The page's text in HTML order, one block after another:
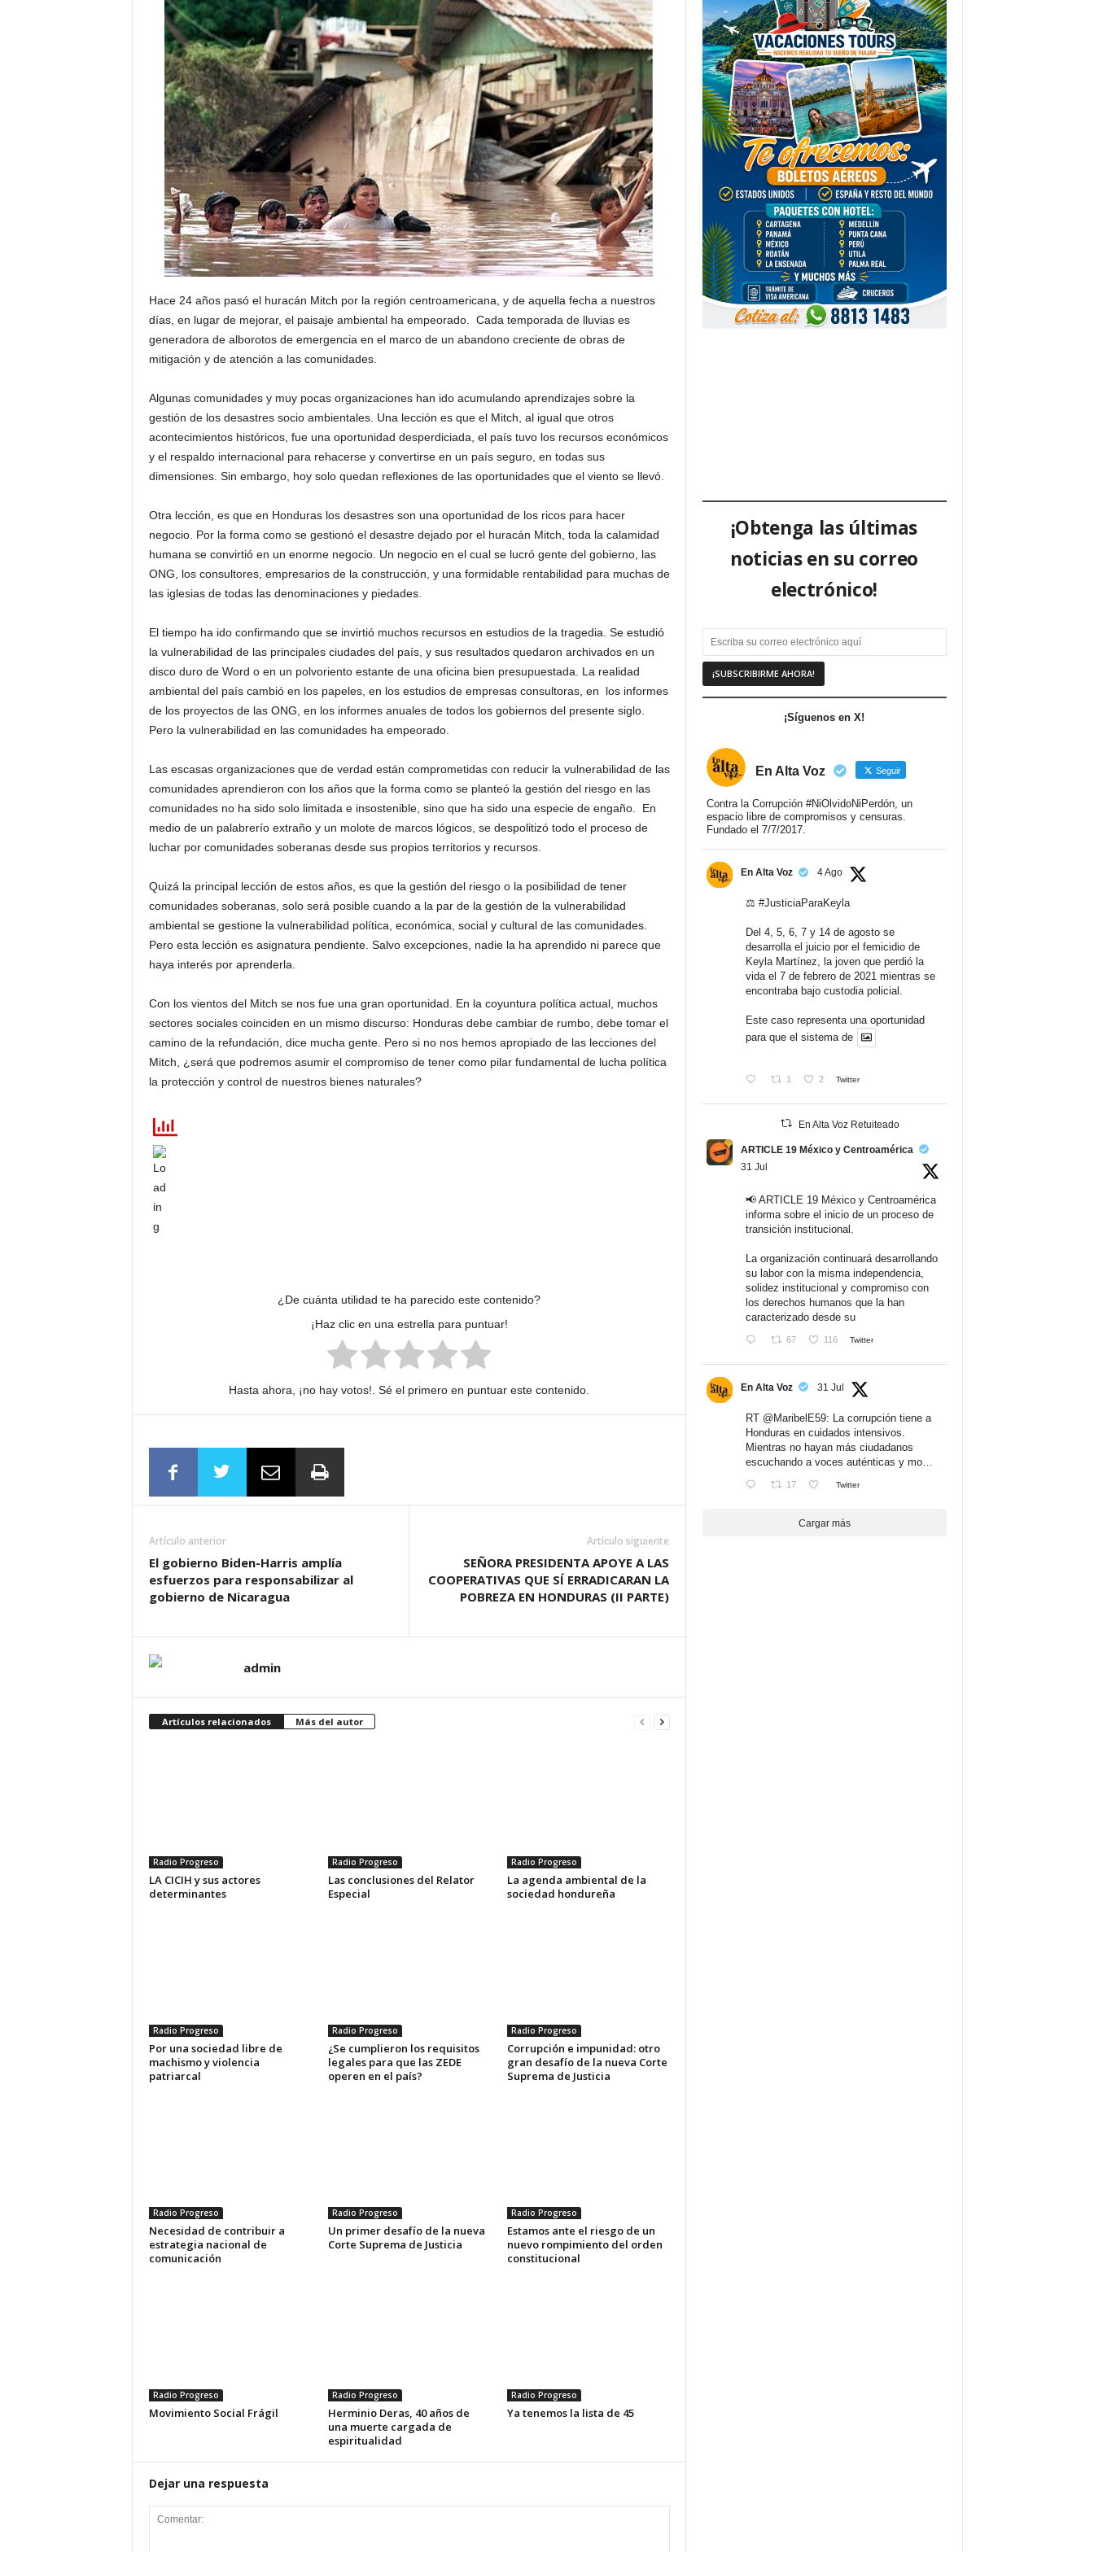
Hace 24 años pasó el huracán Mitch por la región centroamericana, y de aquella fecha a nuestros
días, en lugar de mejorar, el paisaje ambiental ha empeorado. Cada temporada de lluvias es
generadora de alborotos de emergencia en el marco de un abandono creciente de obras de
mitigación y de atención a las comunidades.
Algunas comunidades y muy pocas organizaciones han ido acumulando aprendizajes sobre la
gestión de los desastres socio ambientales. Una lección es que el Mitch, al igual que otros
acontecimientos históricos, fue una oportunidad desperdiciada, el país tuvo los recursos económicos
y el respaldo internacional para rehacerse y convertirse en un país seguro, en todas sus
dimensiones. Sin embargo, hoy solo quedan reflexiones de las oportunidades que el viento se llevó.
Otra lección, es que en Honduras los desastres son una oportunidad de los ricos para hacer
negocio. Por la forma como se gestionó el desastre dejado por el huracán Mitch, toda la calamidad
humana se convirtió en un enorme negocio. Un negocio en el cual se lucró gente del gobierno, las
ONG, los consultores, empresarios de la construcción, y una formidable rentabilidad para muchas de
las iglesias de todas las denominaciones y piedades.
El tiempo ha ido confirmando que se invirtió muchos recursos en estudios de la tragedia. Se estudió
la vulnerabilidad de las principales ciudades del país, y sus resultados quedaron archivados en un
disco duro de Word o en un polvoriento estante de una oficina bien presupuestada. La realidad
ambiental del país cambió en los papeles, en los estudios de empresas consultoras, en los informes
de los proyectos de las ONG, en los informes anuales de todos los gobiernos del presente siglo.
Pero la vulnerabilidad en las comunidades ha empeorado.
Las escasas organizaciones que de verdad están comprometidas con reducir la vulnerabilidad de las
comunidades aprendieron con los años que la forma como se planteó la gestión del riesgo en las
comunidades no ha sido solo limitada e insostenible, sino que ha sido una especie de engaño. En
medio de un palabrerío extraño y un molote de marcos lógicos, se despolitizó todo el proceso de
luchar por comunidades soberanas desde sus propios territorios y recursos.
Quizá la principal lección de estos años, es que la gestión del riesgo o la posibilidad de tener
comunidades soberanas, solo será posible cuando a la par de la gestión de la vulnerabilidad
ambiental se gestione la vulnerabilidad política, económica, social y cultural de las comunidades.
Pero esta lección es asignatura pendiente. Salvo excepciones, nadie la ha aprendido ni parece que
haya interés por aprenderla.
Con los vientos del Mitch se nos fue una gran oportunidad. En la coyuntura política actual, muchos
sectores sociales coinciden en un mismo discurso: Honduras debe cambiar de rumbo, debe tomar el
camino de la refundación, dice mucha gente. Pero si no nos hemos apropiado de las lecciones del
Mitch, ¿será que podremos asumir el compromiso de tener como pilar fundamental de lucha política
la protección y control de nuestros bienes naturales?
¿De cuánta utilidad te ha parecido este contenido?
¡Haz clic en una estrella para puntuar!
Hasta ahora, ¡no hay votos!. Sé el primero en puntuar este contenido.
Artículo anterior
El gobierno Biden-⁠Harris amplía
esfuerzos para responsabilizar al
gobierno de Nicaragua
Artículo siguiente
SEÑORA PRESIDENTA APOYE A LAS
COOPERATIVAS QUE SÍ ERRADICARAN LA
POBREZA EN HONDURAS (II PARTE)
admin
Artículos relacionados Más del autor
Radio Progreso
LA CICIH y sus actores
determinantes
Radio Progreso
Las conclusiones del Relator
Especial
Radio Progreso
La agenda ambiental de la
sociedad hondureña
Radio Progreso
Por una sociedad libre de
machismo y violencia
patriarcal
Radio Progreso
¿Se cumplieron los requisitos
legales para que las ZEDE
operen en el país?
Radio Progreso
Corrupción e impunidad: otro
gran desafío de la nueva Corte
Suprema de Justicia
Radio Progreso
Necesidad de contribuir a
estrategia nacional de
comunicación
Radio Progreso
Un primer desafío de la nueva
Corte Suprema de Justicia
Radio Progreso
Estamos ante el riesgo de un
nuevo rompimiento del orden
constitucional
Radio Progreso
Movimiento Social Frágil
Radio Progreso
Herminio Deras, 40 años de
una muerte cargada de
espiritualidad
Radio Progreso
Ya tenemos la lista de 45
Dejar una respuesta
¡Obtenga las últimas
noticias en su correo
electrónico!
¡Síguenos en X!
En Alta Voz Seguir
Contra la Corrupción #NiOlvidoNiPerdón, un
espacio libre de compromisos y censuras.
Fundado el 7/7/2017.
En Alta Voz 4 Ago
⚖️ #JusticiaParaKeyla
Del 4, 5, 6, 7 y 14 de agosto se
desarrolla el juicio por el femicidio de
Keyla Martínez, la joven que perdió la
vida el 7 de febrero de 2021 mientras se
encontraba bajo custodia policial.
Este caso representa una oportunidad
para que el sistema de
1 2 Twitter
En Alta Voz Retuiteado
ARTICLE 19 México y Centroamérica
31 Jul
📢 ARTICLE 19 México y Centroamérica
informa sobre el inicio de un proceso de
transición institucional.
La organización continuará desarrollando
su labor con la misma independencia,
solidez institucional y compromiso con
los derechos humanos que la han
caracterizado desde su
67 116 Twitter
En Alta Voz 31 Jul
RT @MaribelE59: La corrupción tiene a
Honduras en cuidados intensivos.
Mientras no hayan más ciudadanos
escuchando a voces auténticas y mo…
17 Twitter
Cargar más